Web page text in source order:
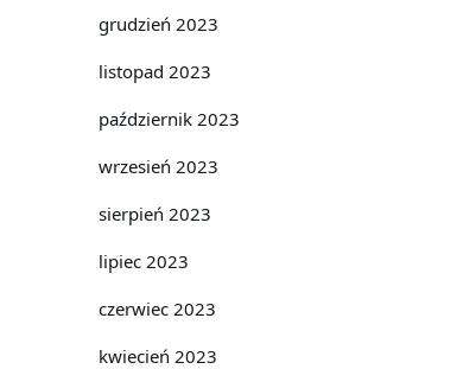
grudzień 2023
listopad 2023
październik 2023
wrzesień 2023
sierpień 2023
lipiec 2023
czerwiec 2023
kwiecień 2023